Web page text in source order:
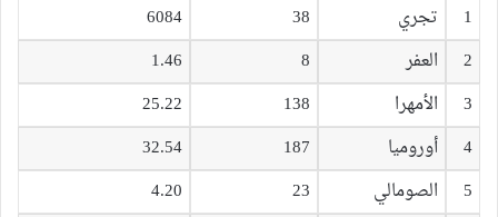
1
تجري 38
6084
2
العفر 8
1.46
3
الأمهرا 138
25.22
4
أوروميا 187
32.54
5
الصومالي 23
4.20